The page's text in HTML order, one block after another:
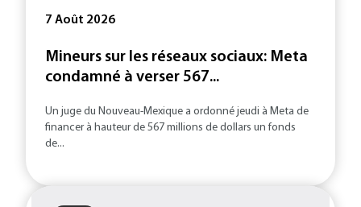
7 Août 2026
Mineurs sur les réseaux sociaux: Meta
condamné à verser 567...
Un juge du Nouveau-Mexique a ordonné jeudi à Meta de
financer à hauteur de 567 millions de dollars un fonds
de...